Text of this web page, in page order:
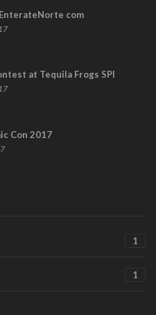
com
at Tequila Frogs SPI
Con 2017
1
1